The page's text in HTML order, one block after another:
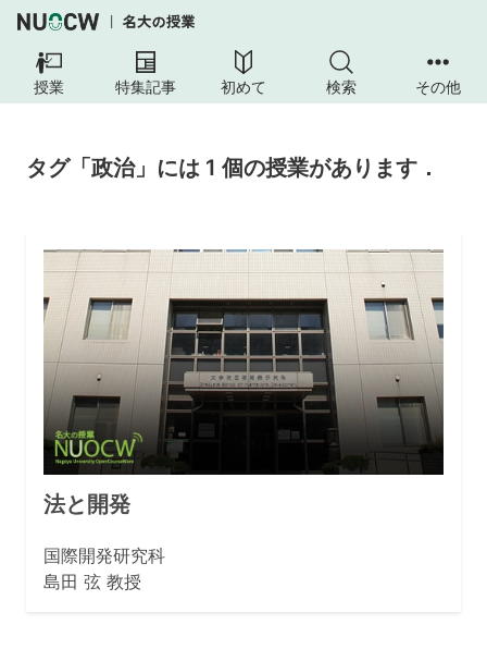
授業 特集記事 初めて 検索 その他
タグ「政治」には 1 個の授業があります．
法と開発
国際開発研究科
島田 弦 教授